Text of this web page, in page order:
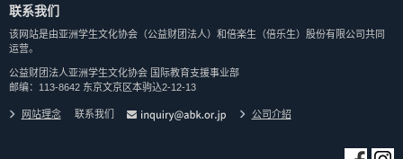
联系我们
该网站是由亚洲学生文化协会（公益财团法人）和倍楽生（倍乐生）股份有限公司共同
运营。
公益财团法人亚洲学生文化协会 国际教育支援事业部
邮编：113-8642 东京文京区本驹込2-12-13
网站理念 联系我们 公司介紹